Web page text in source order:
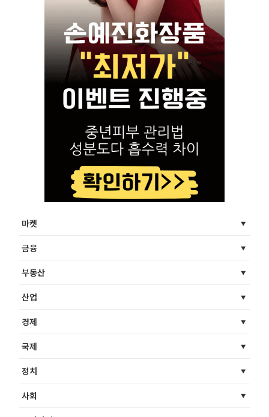
마켓
금융
부동산
산업
경제
국제
정치
사회